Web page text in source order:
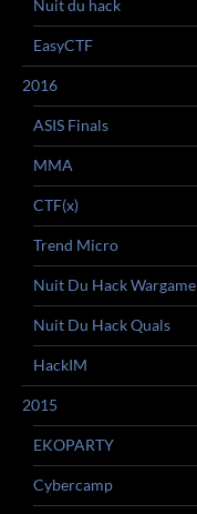
Nuit du hack
EasyCTF
2016
ASIS Finals
MMA
CTF(x)
Trend Micro
Nuit Du Hack Wargame
Nuit Du Hack Quals
HackIM
2015
EKOPARTY
Cybercamp